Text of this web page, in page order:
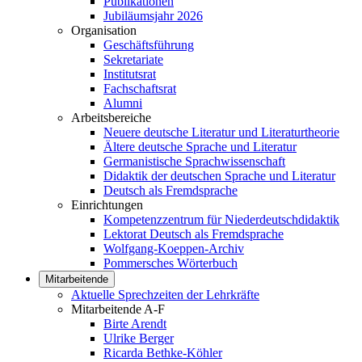
Jubiläumsjahr 2026
Organisation
Geschäftsführung
Sekretariate
Institutsrat
Fachschaftsrat
Alumni
Arbeitsbereiche
Neuere deutsche Literatur und Literaturtheorie
Ältere deutsche Sprache und Literatur
Germanistische Sprachwissenschaft
Didaktik der deutschen Sprache und Literatur
Deutsch als Fremdsprache
Einrichtungen
Kompetenzzentrum für Niederdeutschdidaktik
Lektorat Deutsch als Fremdsprache
Wolfgang-Koeppen-Archiv
Pommersches Wörterbuch
Mitarbeitende
Aktuelle Sprechzeiten der Lehrkräfte
Mitarbeitende A-F
Birte Arendt
Ulrike Berger
Ricarda Bethke-Köhler